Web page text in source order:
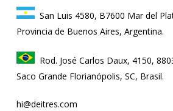
San Luis 4580, B7600 Mar del
Provincia de Buenos Aires, Argentina.
Rod. José Carlos Daux, 4150,
Saco Grande Florianópolis, SC, Brasil.
hi@deitres.com